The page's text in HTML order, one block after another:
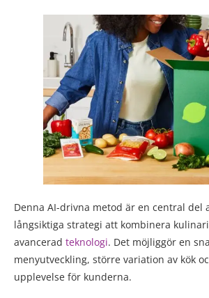
Denna AI-drivna metod är en central del
långsiktiga strategi att kombinera
avancerad teknologi. Det möjliggör en
menyutveckling, större variation av kök
upplevelse för kunderna.